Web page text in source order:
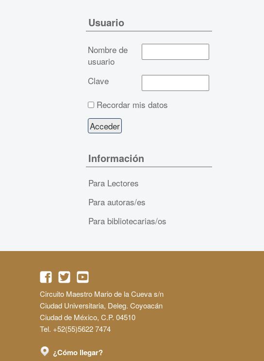
Usuario
Nombre de
usuario
Clave
Recordar mis datos
Información
Para Lectores
Para autoras/es
Para bibliotecarias/os
Circuito Maestro Mario de la Cueva s/n
Ciudad Universitaria, Deleg. Coyoacán
Ciudad de México, C.P. 04510
Tel. +52(55)5622 7474
¿Cómo llegar?